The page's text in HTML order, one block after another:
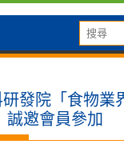
發院「食物業
誠邀會員參加